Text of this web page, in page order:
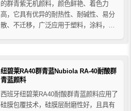
的群青紫无机颜料，颜色鲜艳、着色力
高，它具有优异的耐热性、耐碱性、易分
散、不迁移，广泛应用于塑料，涂料，油
纽碧莱RA40群青蓝Nubiola RA-40耐酸群
青蓝颜料
西班牙纽碧莱RA40耐酸群青蓝颜料应用了
硅膜包覆技术，硅膜层耐磨性好，且具有